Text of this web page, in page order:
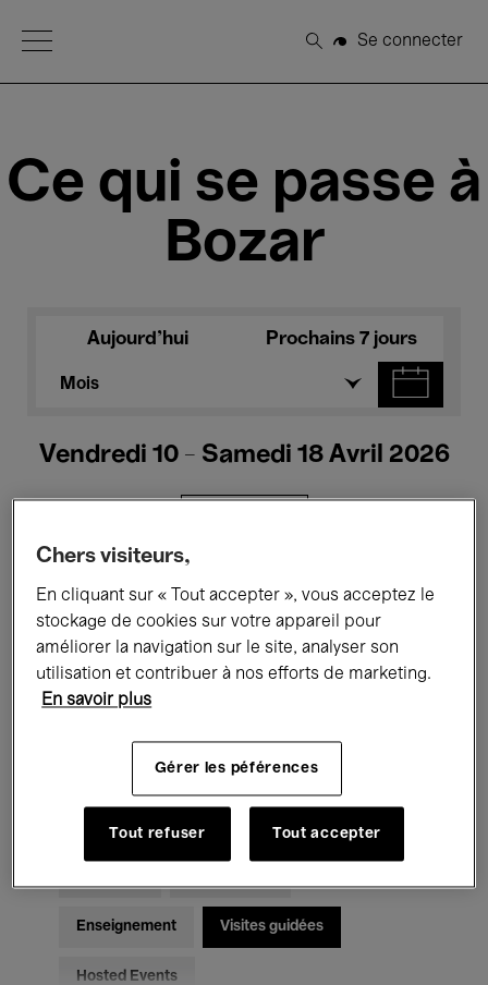
Open Menu
Rechercher
Se connecter
Ce qui se passe à
Bozar
Aujourd'hui Prochains 7 jours
Mois
Vendredi 10 - Samedi 18 Avril 2026
Tous les événements Concerts
Expositions Performances
Rencontres & Débats
Musique classique Global Music
Enseignement Visites guidées
Hosted Events
Chers visiteurs,
En cliquant sur « Tout accepter », vous acceptez le
stockage de cookies sur votre appareil pour
améliorer la navigation sur le site, analyser son
utilisation et contribuer à nos efforts de marketing.
En savoir plus
Gérer les péférences
Tout refuser Tout accepter